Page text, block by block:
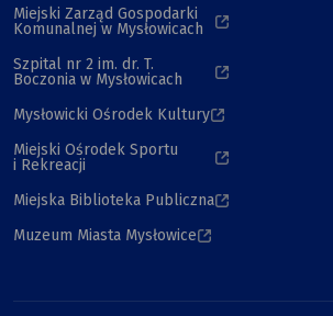
Miejski Zarząd Gospodarki
Komunalnej w Mysłowicach
Szpital nr 2 im. dr. T.
Boczonia w Mysłowicach
Mysłowicki Ośrodek Kultury
Miejski Ośrodek Sportu
i Rekreacji
Miejska Biblioteka Publiczna
Muzeum Miasta Mysłowice